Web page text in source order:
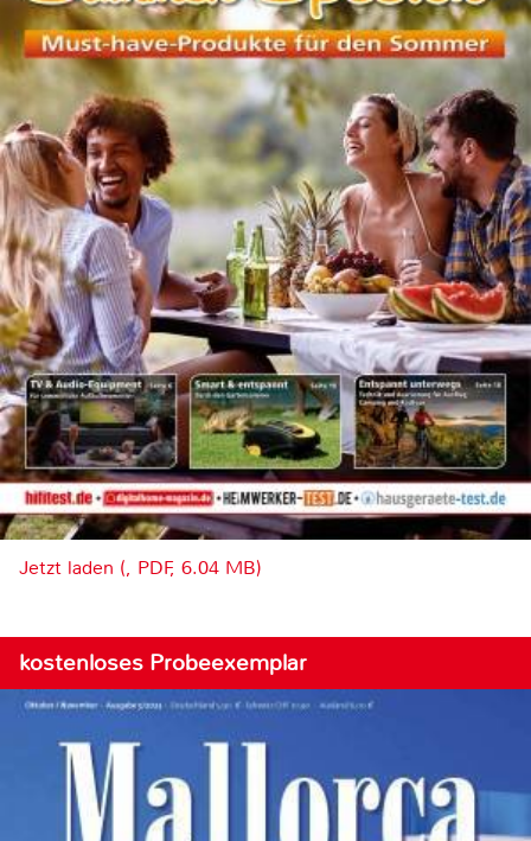
Jetzt laden (, PDF, 6.04 MB)
kostenloses Probeexemplar